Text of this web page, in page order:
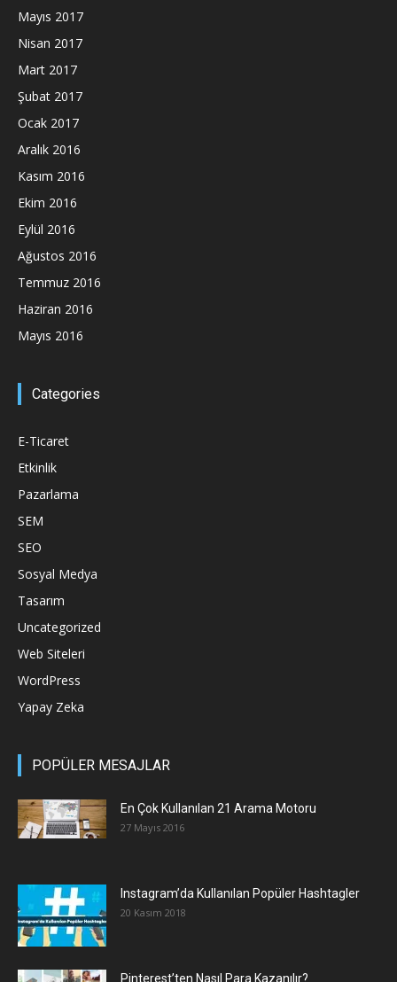
Mayıs 2017
Nisan 2017
Mart 2017
Şubat 2017
Ocak 2017
Aralık 2016
Kasım 2016
Ekim 2016
Eylül 2016
Ağustos 2016
Temmuz 2016
Haziran 2016
Mayıs 2016
Categories
E-Ticaret
Etkinlik
Pazarlama
SEM
SEO
Sosyal Medya
Tasarım
Uncategorized
Web Siteleri
WordPress
Yapay Zeka
POPÜLER MESAJLAR
En Çok Kullanılan 21 Arama Motoru
27 Mayıs 2016
Instagram’da Kullanılan Popüler Hashtagler
20 Kasım 2018
Pinterest’ten Nasıl Para Kazanılır?